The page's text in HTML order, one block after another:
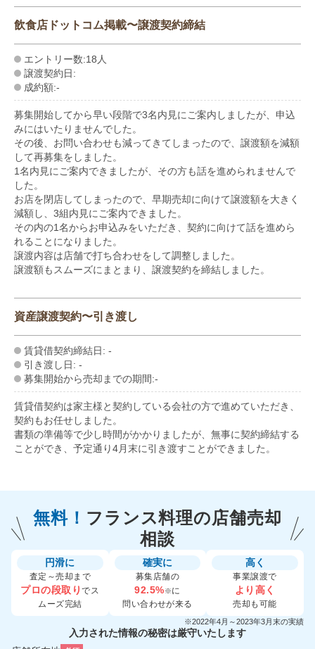
飲食店ドットコム掲載〜譲渡契約締結
エントリー数:18人
譲渡契約日:
成約額:-
募集開始してから早い段階で3名内見にご案内しましたが、申込
みにはいたりませんでした。
その後、お問い合わせも減ってきてしまったので、譲渡額を減額
して再募集をしました。
1名内見にご案内できましたが、その方も話を進められませんで
した。
お店を閉店してしまったので、早期売却に向けて譲渡額を大きく
減額し、3組内見にご案内できました。
その内の1名からお申込みをいただき、契約に向けて話を進めら
れることになりました。
譲渡内容は店舗で打ち合わせをして調整しました。
譲渡額もスムーズにまとまり、譲渡契約を締結しました。
資産譲渡契約〜引き渡し
賃貸借契約締結日: -
引き渡し日: -
募集開始から売却までの期間:-
賃貸借契約は家主様と契約している会社の方で進めていただき、
契約もお任せしました。
書類の準備等で少し時間がかかりましたが、無事に契約締結する
ことができ、予定通り4月末に引き渡すことができました。
無料！ フランス料理の店舗売却
相談
円滑に
査定～売却まで
プロの段取りでス
ムーズ完結
確実に
募集店舗の
92.5%※に
問い合わせが来る
高く
事業譲渡で
より高く
売却も可能
※2022年4月～2023年3月末の実績
入力された情報の秘密は厳守いたします